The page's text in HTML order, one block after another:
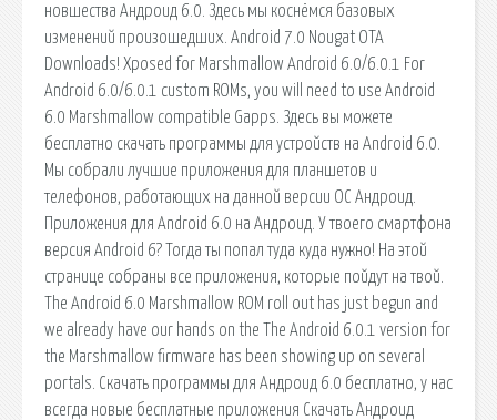
новшества Андроид 6.0. Здесь мы коснёмся базовых
изменений произошедших. Android 7.0 Nougat OTA
Downloads! Xposed for Marshmallow Android 6.0/6.0.1 For
Android 6.0/6.0.1 custom ROMs, you will need to use Android
6.0 Marshmallow compatible Gapps. Здесь вы можете
бесплатно скачать программы для устройств на Android 6.0.
Мы собрали лучшие приложения для планшетов и
телефонов, работающих на данной версии ОС Андроид.
Приложения для Android 6.0 на Андроид. У твоего смартфона
версия Android 6? Тогда ты попал туда куда нужно! На этой
странице собраны все приложения, которые пойдут на твой.
The Android 6.0 Marshmallow ROM roll out has just begun and
we already have our hands on the The Android 6.0.1 version for
the Marshmallow firmware has been showing up on several
portals. Скачать программы для Андроид 6.0 бесплатно, у нас
всегда новые бесплатные приложения Скачать Андроид